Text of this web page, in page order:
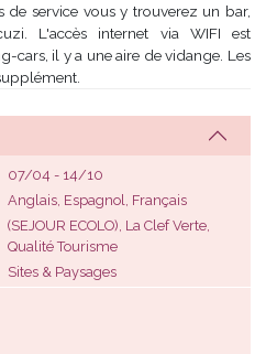
de service vous y trouverez un bar,
L'accès internet via WIFI est
cars, il y a une aire de vidange. Les
07/04 - 14/10
Anglais, Espagnol, Français
(SEJOUR ECOLO), La Clef Verte,
Qualité Tourisme
Sites & Paysages